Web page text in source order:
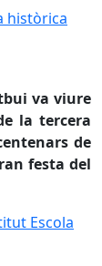
històrica per
històrica
va viure
la tercera
de
festa del
Escola de
Escola